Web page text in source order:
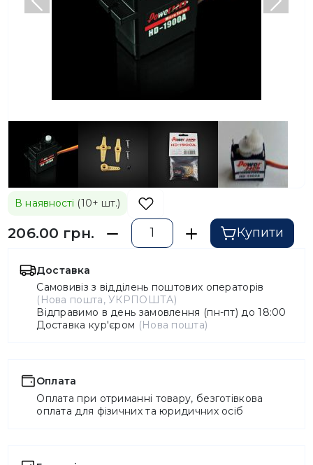
Попередній
В наявності (10+ шт.)
206.00 грн. Купити
Доставка
Самовивіз з відділень поштових операторів
(Нова пошта, УКРПОШТА)
Відправимо в день замовлення (пн-пт) до 18:00
Доставка кур'єром (Нова пошта)
Оплата
Оплата при отриманні товару, безготівкова
оплата для фізичних та юридичних осіб